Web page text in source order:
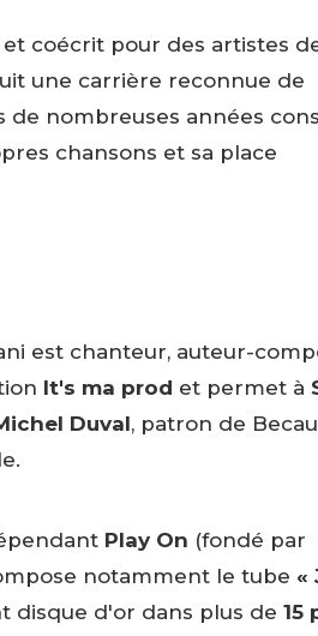
coécrit pour des artistes
une carrière reconnue de
nombreuses années
chansons et sa place
est chanteur, auteur-
It's ma prod et permet à
Duval, patron de
Play On (fondé par
notamment le tube «
disque d'or dans plus de 15